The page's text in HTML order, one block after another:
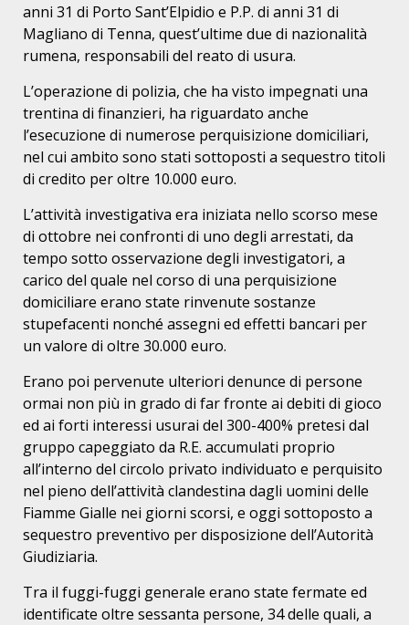
anni 31 di Porto Sant’Elpidio e P.P. di anni 31 di
Magliano di Tenna, quest’ultime due di nazionalità
rumena, responsabili del reato di usura.
L’operazione di polizia, che ha visto impegnati una
trentina di finanzieri, ha riguardato anche
l’esecuzione di numerose perquisizione domiciliari,
nel cui ambito sono stati sottoposti a sequestro titoli
di credito per oltre 10.000 euro.
L’attività investigativa era iniziata nello scorso mese
di ottobre nei confronti di uno degli arrestati, da
tempo sotto osservazione degli investigatori, a
carico del quale nel corso di una perquisizione
domiciliare erano state rinvenute sostanze
stupefacenti nonché assegni ed effetti bancari per
un valore di oltre 30.000 euro.
Erano poi pervenute ulteriori denunce di persone
ormai non più in grado di far fronte ai debiti di gioco
ed ai forti interessi usurai del 300-400% pretesi dal
gruppo capeggiato da R.E. accumulati proprio
all’interno del circolo privato individuato e perquisito
nel pieno dell’attività clandestina dagli uomini delle
Fiamme Gialle nei giorni scorsi, e oggi sottoposto a
sequestro preventivo per disposizione dell’Autorità
Giudiziaria.
Tra il fuggi-fuggi generale erano state fermate ed
identificate oltre sessanta persone, 34 delle quali, a